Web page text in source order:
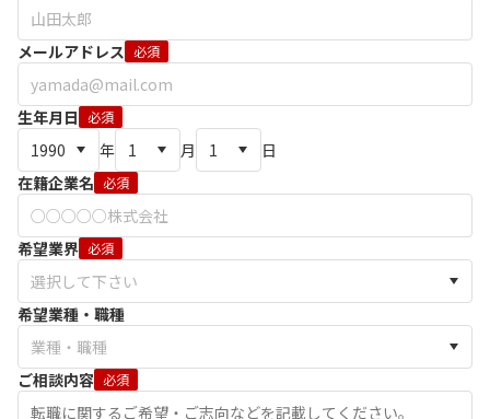
メールアドレス 必須
生年月日 必須
年 月
日
在籍企業名 必須
希望業界 必須
希望業種・職種
ご相談内容 必須